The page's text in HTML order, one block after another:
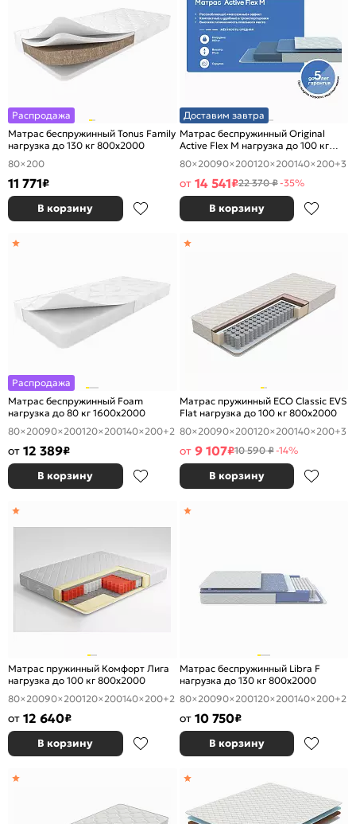
Распродажа
Матрас беспружинный Tonus Family
нагрузка до 130 кг 800x2000
80×200
11 771₽
В корзину
Доставим завтра
Матрас беспружинный Original
Active Flex M нагрузка до 100 кг
800x2000
80×20090×200120×200140×200+3
от 14 541₽22 370 ₽-35%
В корзину
Распродажа
Матрас беспружинный Foam
нагрузка до 80 кг 1600x2000
80×20090×200120×200140×200+2
от 12 389₽
В корзину
Матрас пружинный ECO Classic EVS
Flat нагрузка до 100 кг 800x2000
80×20090×200120×200140×200+3
от 9 107₽10 590 ₽-14%
В корзину
Матрас пружинный Комфорт Лига
нагрузка до 100 кг 800x2000
80×20090×200120×200140×200+2
от 12 640₽
В корзину
Матрас беспружинный Libra F
нагрузка до 130 кг 800x2000
80×20090×200120×200140×200+2
от 10 750₽
В корзину